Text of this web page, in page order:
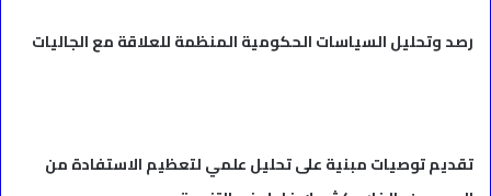
رصد وتحليل السياسات الحكومية المنظمة للعلاقة مع الجاليات
تقديم توصيات مبنية على تحليل علمي لتعظيم الاستفادة من